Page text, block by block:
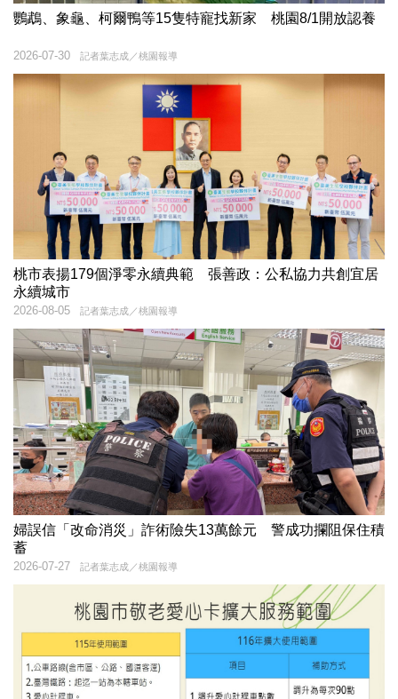
鸚鵡、象龜、柯爾鴨等15隻特寵找新家 桃園8/1開放認養
記者葉志成／桃園報導
2026-07-30
桃市表揚179個淨零永續典範 張善政：公私協力共創宜居
永續城市
記者葉志成／桃園報導
2026-08-05
婦誤信「改命消災」詐術險失13萬餘元 警成功攔阻保住積
蓄
記者葉志成／桃園報導
2026-07-27